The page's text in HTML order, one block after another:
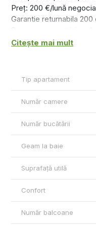
Preț: 200 €/lună
Garantie returnabila 200
Se închiriază pe termen
Citește mai mult
Tip apartament
Număr camere
Număr bucătării
Geam la baie
Suprafață utilă
Confort
Număr balcoane